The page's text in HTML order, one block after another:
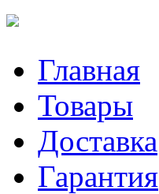
Главная
Товары
Доставка
Гарантия